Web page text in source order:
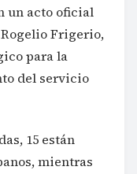
un acto oficial
Frigerio,
para la
del servicio
15 están
mientras